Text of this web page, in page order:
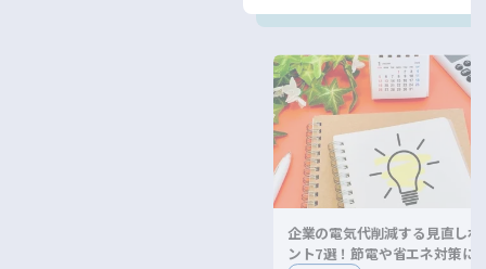
企業の電気代削減する見直しポ
ント7選！節電や省エネ対策に